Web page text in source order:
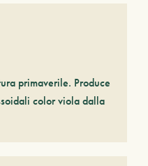
primaverile. Produce
color viola dalla